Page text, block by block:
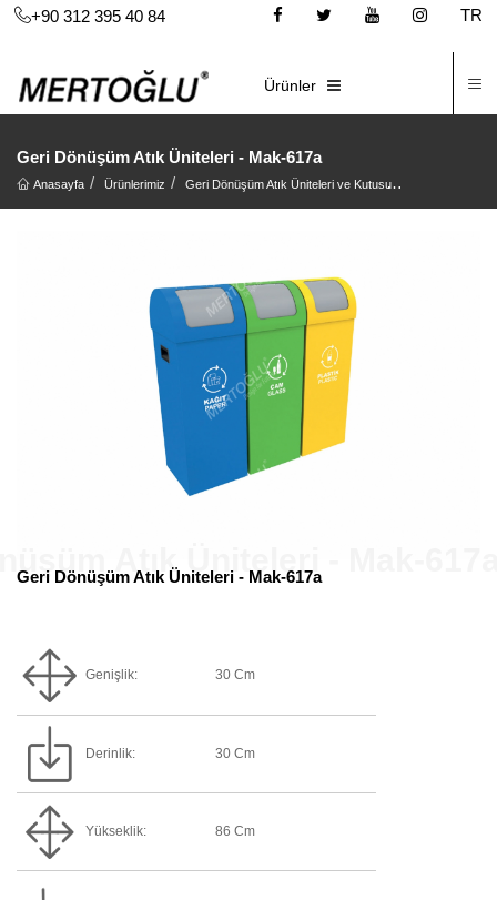
+90 312 395 40 84
TR
Ürünler
Geri Dönüşüm Atık Üniteleri - Mak-617a
Anasayfa Ürünlerimiz Geri Dönüşüm Atık Üniteleri ve Kutusu
Geri Dönüşüm Atık Üniteleri - Mak-617a
Genişlik: 30 Cm
Derinlik: 30 Cm
Yükseklik: 86 Cm